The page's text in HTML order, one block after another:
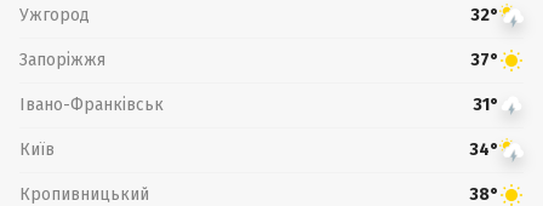
Ужгород 32°
Запоріжжя 37°
Івано-Франківськ 31°
Київ 34°
Кропивницький 38°